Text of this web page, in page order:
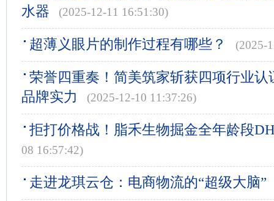
水器
(2025-12-11 16:51:30)
超薄义眼片的制作过程有哪些？ (2025-
荣誉四重奏！简美筑家斩获四项行业认
品牌实力
(2025-12-10 11:37:26)
拒打价格战！脂禾生物掘金全年龄段
08 16:57:42)
走进龙琪云仓：电商物流的“超级大脑”